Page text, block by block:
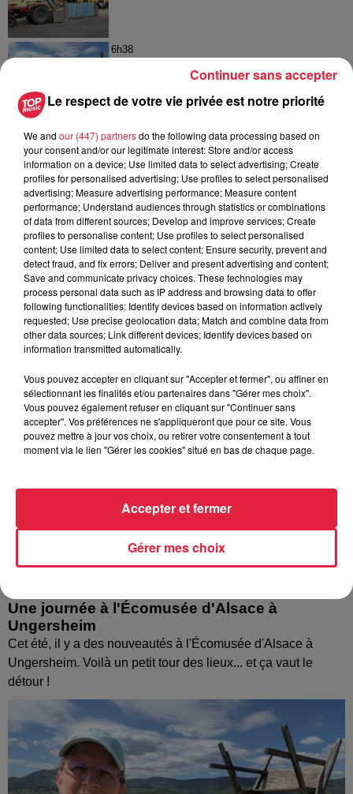
6h38
6 août 2026
À Hoerdt, de l’eau brune sort des
robinets
À découvrir également
Une journée à l'Écomusée d'Alsace à
Ungersheim
Cet été, il y a des nouveautés à l'Écomusée d'Alsace à
Ungersheim. Voilà un petit tour des lieux... et ça vaut le
détour !
Le respect de votre vie privée est notre priorité
We and our (447) partnersdo the following data processing based on
your consent and/or our legitimate interest: Store and/or access
information on a device; Use limited data to select advertising; Create
profiles for personalised advertising; Use profiles to select personalised
advertising; Measure advertising performance; Measure content
performance; Understand audiences through statistics or combinations
of data from different sources; Develop and improve services; Create
profiles to personalise content; Use profiles to select personalised
content; Use limited data to select content; Ensure security, prevent and
detect fraud, and fix errors; Deliver and present advertising and content;
Save and communicate privacy choices. These technologies may
process personal data such as IP address and browsing data to offer
following functionalities: Identify devices based on information actively
requested; Use precise geolocation data; Match and combine data from
other data sources; Link different devices; Identify devices based on
information transmitted automatically.
Vous pouvez accepter en cliquant sur "Accepter et fermer", ou affiner en
sélectionnant les finalités et/ou partenaires dans "Gérer mes choix".
Vous pouvez également refuser en cliquant sur "Continuer sans
accepter". Vos préférences ne s'appliqueront que pour ce site. Vous
pouvez mettre à jour vos choix, ou retirer votre consentement à tout
moment via le lien "Gérer les cookies" situé en bas de chaque page.
Gérer mes choix
Accepter et fermer
Continuer sans accepter